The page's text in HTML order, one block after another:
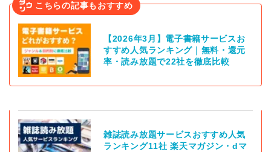
こちらの記事もおすすめ
【2026年3月】電子書籍サービスお
すすめ人気ランキング｜無料・還元
率・読み放題で22社を徹底比較
雑誌読み放題サービスおすすめ人気
ランキング11社 楽天マガジン・dマ